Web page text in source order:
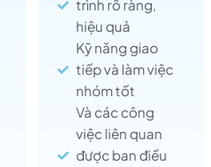
trình rõ ràng,
hiệu quả
Kỹ năng giao
tiếp và làm việc
nhóm tốt
Và các công
việc liên quan
được ban điều